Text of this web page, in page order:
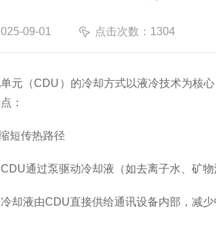
09-01 点击次数：1304
元（CDU）的冷却方式以液冷技术为核
：
短传热路径
通过泵驱动冷却液（如去离子水、矿
却液由CDU直接供给通讯设备内部，减